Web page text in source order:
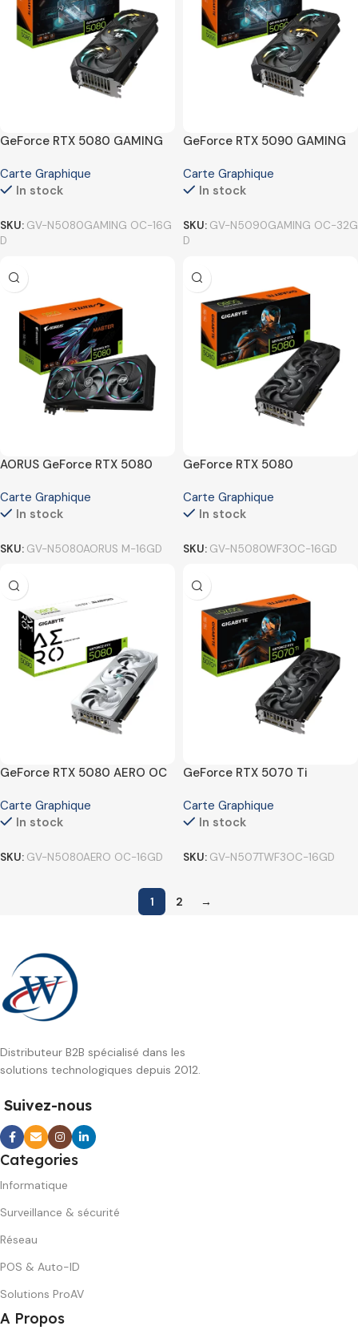
GeForce RTX 5080 GAMING
Carte Graphique
In stock
SKU: GV-N5080GAMING OC-16G
D
GeForce RTX 5090 GAMING
Carte Graphique
In stock
SKU: GV-N5090GAMING OC-32G
D
AORUS GeForce RTX 5080
Carte Graphique
In stock
SKU: GV-N5080AORUS M-16GD
GeForce RTX 5080
Carte Graphique
In stock
SKU: GV-N5080WF3OC-16GD
GeForce RTX 5080 AERO OC
Carte Graphique
In stock
SKU: GV-N5080AERO OC-16GD
GeForce RTX 5070 Ti
Carte Graphique
In stock
SKU: GV-N507TWF3OC-16GD
1 2 →
Distributeur B2B spécialisé dans les
solutions technologiques depuis 2012.
Suivez-nous
Categories
Informatique
Surveillance & sécurité
Réseau
POS & Auto-ID
Solutions ProAV
A Propos